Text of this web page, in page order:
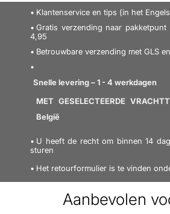
No one has reviewed
Be the first to
SCHRIJF EEN
Klantenservice en tips (in het
Gratis verzending naar
4,95
Betrouwbare verzending met GLS
Snelle levering – 1 - 4 werkdagen
MET GESELECTEERDE
België
U heeft de recht om binnen 14
sturen
Het retourformulier is te vinden
Aanbevolen